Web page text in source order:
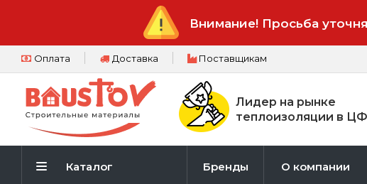
Внимание! Просьба
Оплата Доставка Поставщикам
Лидер на рынке
теплоизоляции в
Каталог Бренды О компании